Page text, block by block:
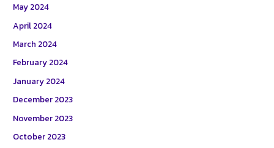
May 2024
April 2024
March 2024
February 2024
January 2024
December 2023
November 2023
October 2023